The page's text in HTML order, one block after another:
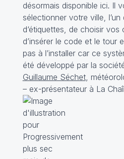
désormais disponible ici. Il
sélectionner votre ville,
d‘étiquettes, de choisir vos
d’insérer le code et le tour
pas à l’installer car ce
été développé par la
Guillaume Séchet,
– ex-présentateur à La